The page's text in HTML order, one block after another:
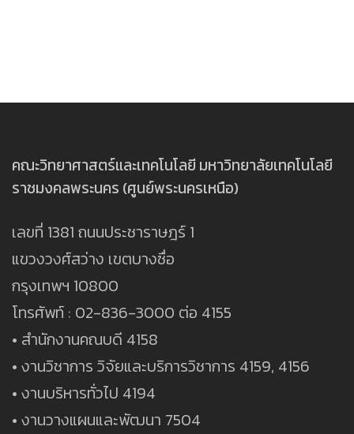
คณะวิทยาศาสตร์และเทคโนโลยี มหาวิทยาลัยเทคโนโลยี
ราชมงคลพระนคร (ศูนย์พระนครเหนือ)
เลขที่ 1381 ถนนประชาราษฎร์ 1
แขวงวงศ์สว่าง เขตบางซื่อ
กรุงเทพฯ 10800
โทรศัพท์ : 02-836-3000 ต่อ 4155
• สำนักงานคณบดี 4158
• งานวิชาการ วิจัยและบริการวิชาการ 4159, 4156
• งานบริหารทั่วไป 4194
• งานวางแผนและพัฒนา 7504